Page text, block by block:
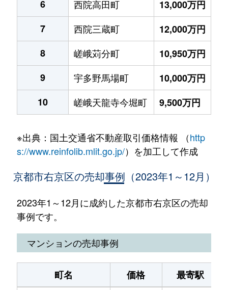
6 西院高田町
13,000万円
7
西院三蔵町
12,000万円
8
嵯峨苅分町
10,950万円
9
宇多野馬場町
10,000万円
10
嵯峨天龍寺今堀町 9,500万円
※出典：国土交通省不動産取引価格情報 （http
s://www.reinfolib.mlit.go.jp/）を加工して作成
京都市右京区の売却事例（2023年1～12月）
2023年1～12月に成約した京都市右京区の売却
事例です。
マンションの売却事例
町名 価格 最寄駅